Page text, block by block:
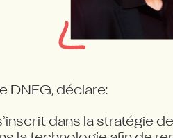
DNEG, déclare:
dans la stratégie